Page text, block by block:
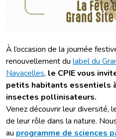
À l’occasion de la journée
renouvellement du label du
Navacelles, le CPIE vous
petits habitants essentiels
insectes pollinisateurs.
Venez découvrir leur diversité,
de leur rôle dans la nature.
au programme de sciences